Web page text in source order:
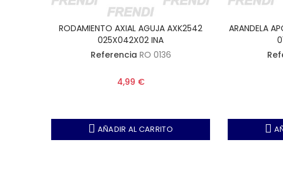
RODAMIENTO AXIAL AGUJA AXK2542
025X042X02 INA
Referencia RO 0136
4,99 €
AÑADIR AL CARRITO
ARANDELA